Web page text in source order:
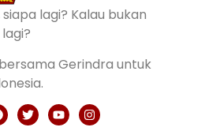
lagi? Kalau bukan
Gerindra untuk